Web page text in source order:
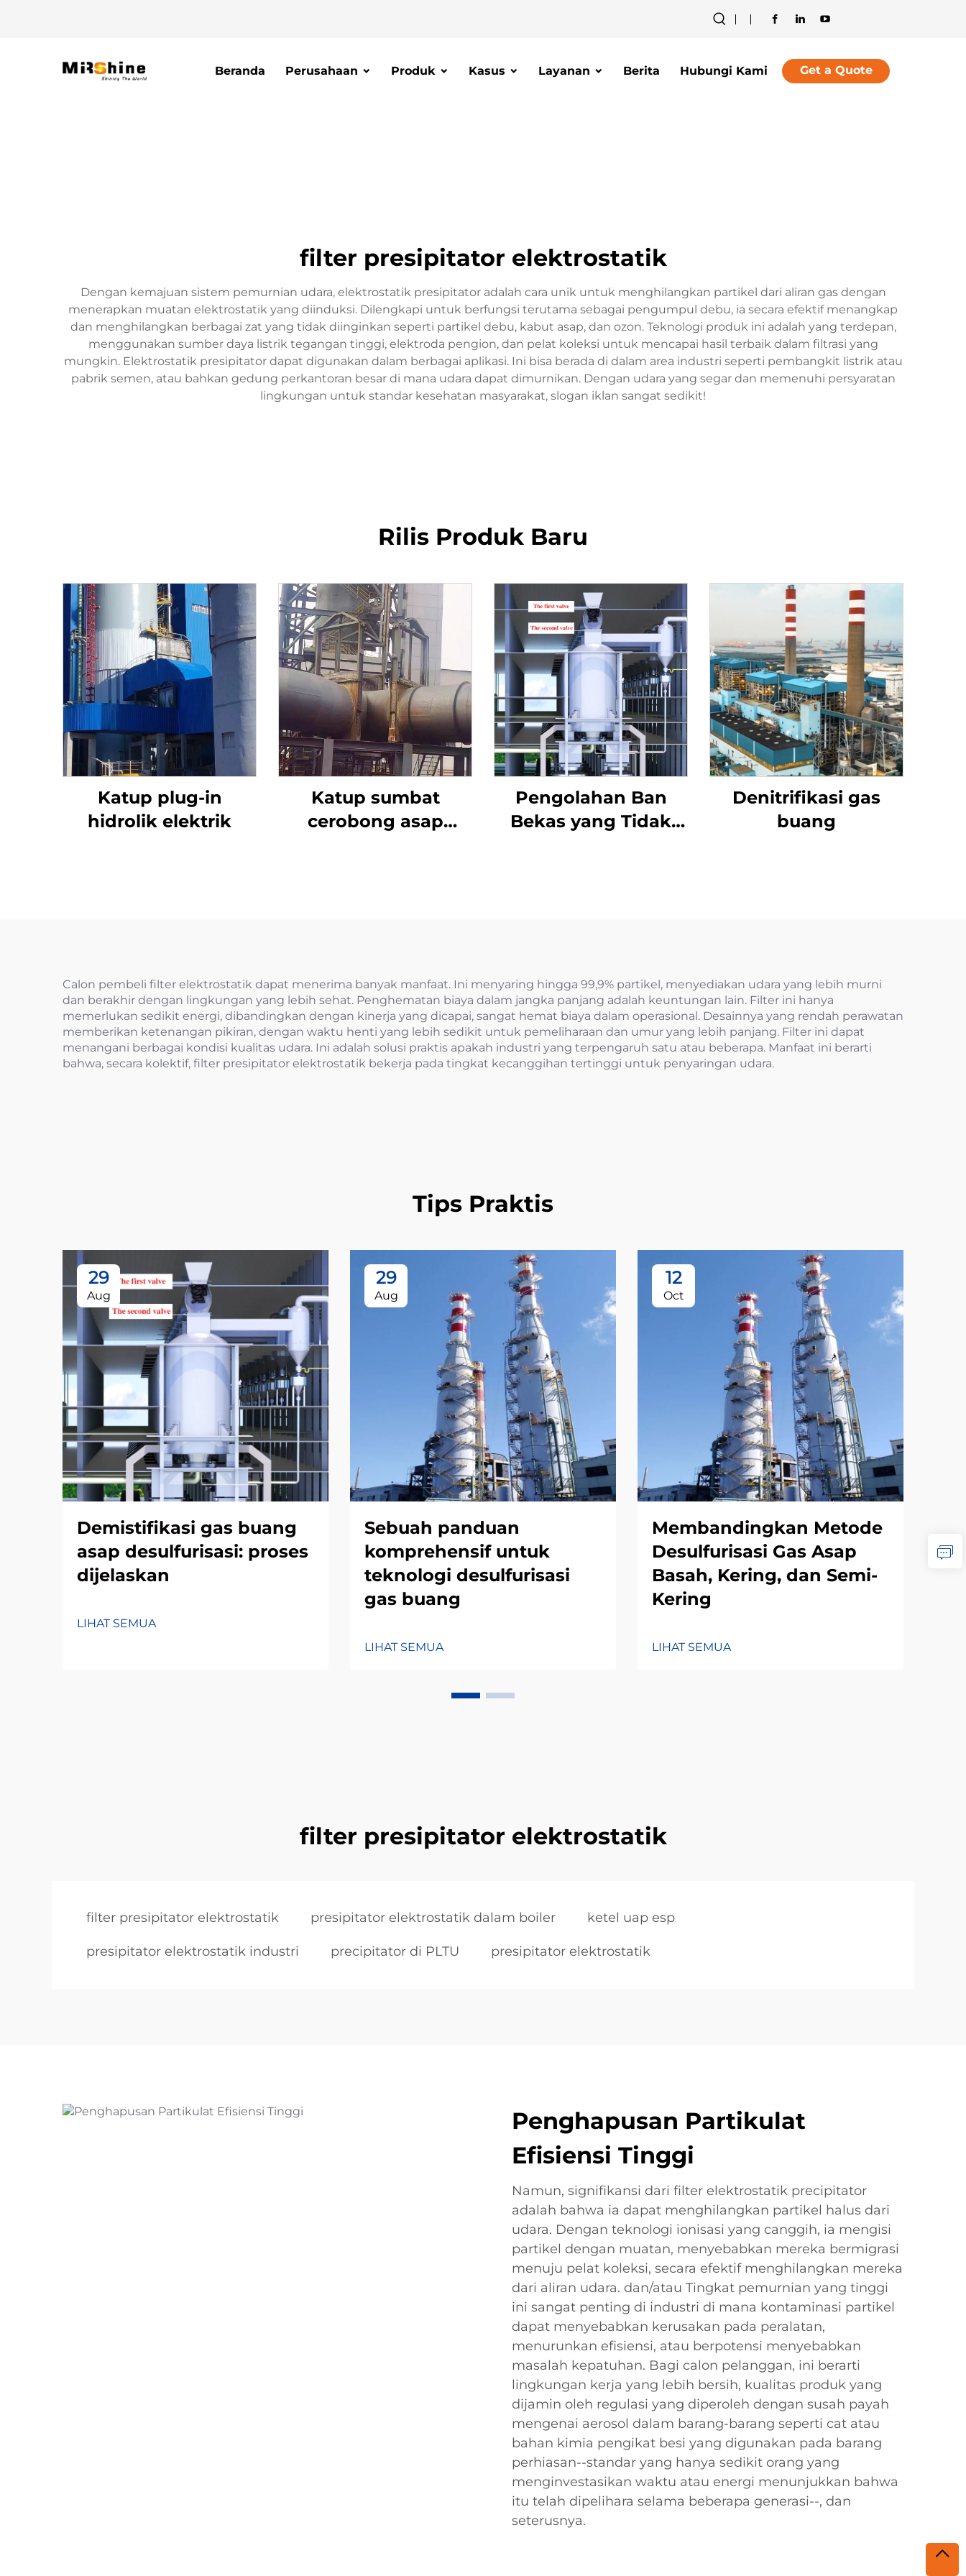
Beranda Perusahaan Produk Kasus Layanan Berita Hubungi Kami Get a Quote
filter presipitator elektrostatik
Dengan kemajuan sistem pemurnian udara, elektrostatik presipitator adalah cara unik untuk menghilangkan partikel dari aliran gas dengan
menerapkan muatan elektrostatik yang diinduksi. Dilengkapi untuk berfungsi terutama sebagai pengumpul debu, ia secara efektif menangkap
dan menghilangkan berbagai zat yang tidak diinginkan seperti partikel debu, kabut asap, dan ozon. Teknologi produk ini adalah yang terdepan,
menggunakan sumber daya listrik tegangan tinggi, elektroda pengion, dan pelat koleksi untuk mencapai hasil terbaik dalam filtrasi yang
mungkin. Elektrostatik presipitator dapat digunakan dalam berbagai aplikasi. Ini bisa berada di dalam area industri seperti pembangkit listrik atau
pabrik semen, atau bahkan gedung perkantoran besar di mana udara dapat dimurnikan. Dengan udara yang segar dan memenuhi persyaratan
lingkungan untuk standar kesehatan masyarakat, slogan iklan sangat sedikit!
Rilis Produk Baru
Katup plug-in
hidrolik elektrik
Katup sumbat
cerobong asap
Pengolahan Ban
Bekas yang Tidak
Denitrifikasi gas
buang
Calon pembeli filter elektrostatik dapat menerima banyak manfaat. Ini menyaring hingga 99,9% partikel, menyediakan udara yang lebih murni
dan berakhir dengan lingkungan yang lebih sehat. Penghematan biaya dalam jangka panjang adalah keuntungan lain. Filter ini hanya
memerlukan sedikit energi, dibandingkan dengan kinerja yang dicapai, sangat hemat biaya dalam operasional. Desainnya yang rendah perawatan
memberikan ketenangan pikiran, dengan waktu henti yang lebih sedikit untuk pemeliharaan dan umur yang lebih panjang. Filter ini dapat
menangani berbagai kondisi kualitas udara. Ini adalah solusi praktis apakah industri yang terpengaruh satu atau beberapa. Manfaat ini berarti
bahwa, secara kolektif, filter presipitator elektrostatik bekerja pada tingkat kecanggihan tertinggi untuk penyaringan udara.
Tips Praktis
29
Aug
Demistifikasi gas buang
asap desulfurisasi: proses
dijelaskan
LIHAT SEMUA
29
Aug
Sebuah panduan
komprehensif untuk
teknologi desulfurisasi
gas buang
LIHAT SEMUA
12
Oct
Membandingkan Metode
Desulfurisasi Gas Asap
Basah, Kering, dan Semi-
Kering
LIHAT SEMUA
filter presipitator elektrostatik
filter presipitator elektrostatik presipitator elektrostatik dalam boiler ketel uap esp
presipitator elektrostatik industri precipitator di PLTU presipitator elektrostatik
Penghapusan Partikulat
Efisiensi Tinggi
Namun, signifikansi dari filter elektrostatik precipitator
adalah bahwa ia dapat menghilangkan partikel halus dari
udara. Dengan teknologi ionisasi yang canggih, ia mengisi
partikel dengan muatan, menyebabkan mereka bermigrasi
menuju pelat koleksi, secara efektif menghilangkan mereka
dari aliran udara. dan/atau Tingkat pemurnian yang tinggi
ini sangat penting di industri di mana kontaminasi partikel
dapat menyebabkan kerusakan pada peralatan,
menurunkan efisiensi, atau berpotensi menyebabkan
masalah kepatuhan. Bagi calon pelanggan, ini berarti
lingkungan kerja yang lebih bersih, kualitas produk yang
dijamin oleh regulasi yang diperoleh dengan susah payah
mengenai aerosol dalam barang-barang seperti cat atau
bahan kimia pengikat besi yang digunakan pada barang
perhiasan--standar yang hanya sedikit orang yang
menginvestasikan waktu atau energi menunjukkan bahwa
itu telah dipelihara selama beberapa generasi--, dan
seterusnya.